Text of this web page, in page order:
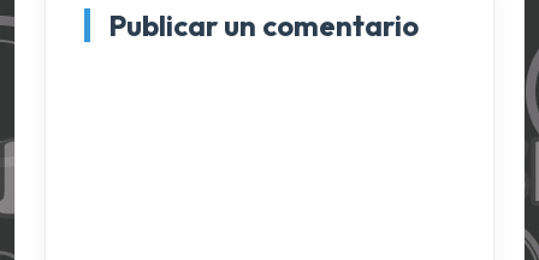
Publicar un comentario